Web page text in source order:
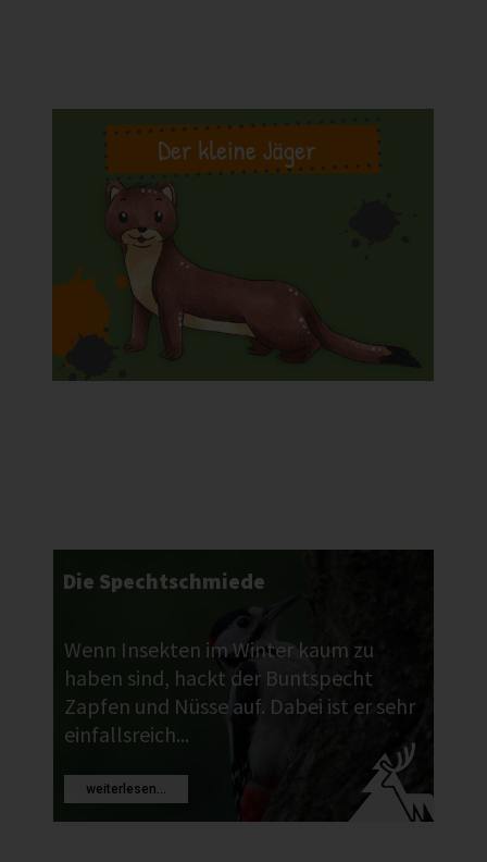
Die Spechtschmiede
Wenn Insekten im Winter kaum zu
haben sind, hackt der Buntspecht
Zapfen und Nüsse auf. Dabei ist er sehr
einfallsreich...
weiterlesen...